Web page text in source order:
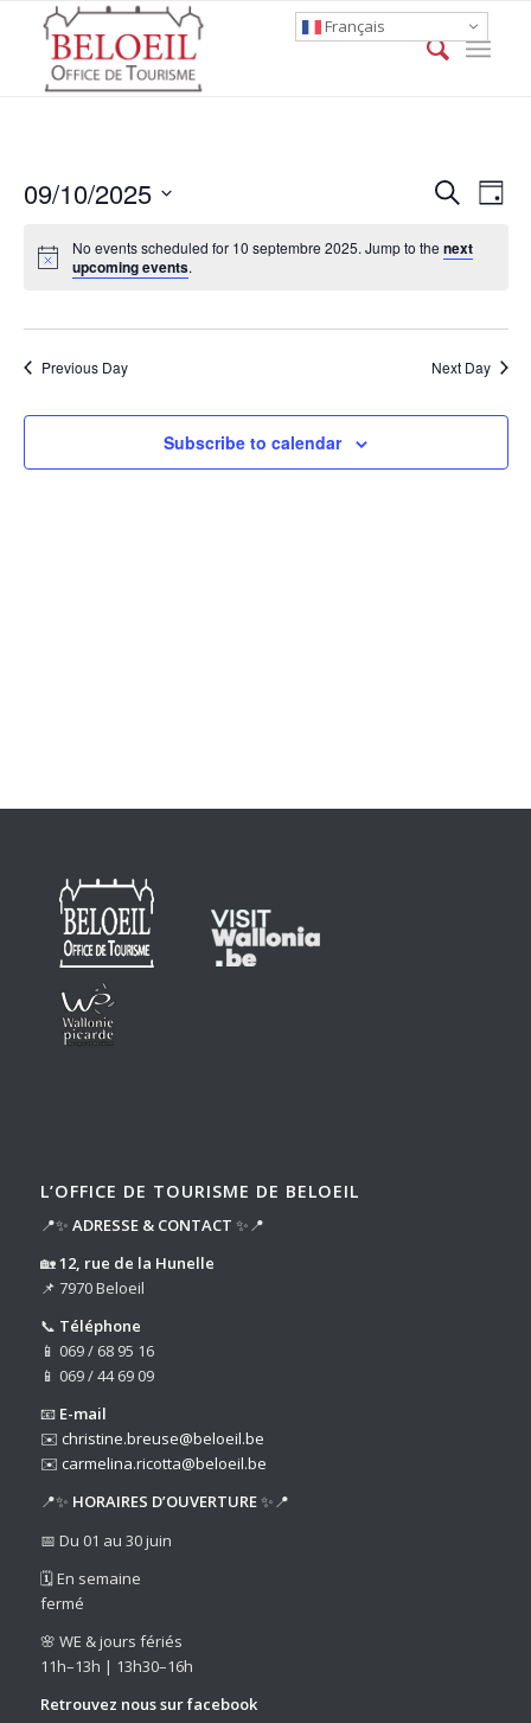
Events
and
Search
Day
09/10/2025
date.
No events scheduled for 10 septembre 2025. Jump to thenext
upcoming events.
Previous Day Next Day
Subscribe to calendar
L’OFFICE DE TOURISME DE BELOEIL
📍✨ ADRESSE & CONTACT ✨📍
🏡12, rue de la Hunelle
📌 7970 Beloeil
📞 Téléphone
📱 069 / 68 95 16
📱 069 / 44 69 09
📧 E-mail
✉️ christine.breuse@beloeil.be
✉️ carmelina.ricotta@beloeil.be
📍✨ HORAIRES D’OUVERTURE✨📍
📅 Du 01 au 30 juin
🗓️ En semaine
fermé
🌸 WE & jours fériés
11h–13h | 13h30–16h
Retrouvez nous surfacebook
Français